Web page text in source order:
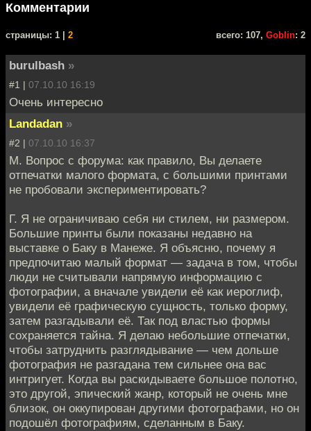
Комментарии
cтраницы: 1 | 2 всего: 107, Goblin: 2
burulbash »
#1 | 07.10.10 16:19
Очень интересно
Landadan »
#2 | 07.10.10 16:37
М. Вопрос с форума: как правило, Вы делаете
отпечатки малого формата, с большими принтами
не пробовали экспериментировать?
Г. Я не ограничиваю себя ни стилем, ни размером.
Большие принты были показаны недавно на
выставке о Баку в Манеже. Я объясню, почему я
предпочитаю малый формат — задача в том, чтобы
люди не считывали напрямую информацию с
фотографии, а вначале увидели её как иероглиф,
увидели её графическую сущность, только форму,
затем разгадывали её. Так под властью формы
сохраняется тайна. Я делаю небольшие отпечатки,
чтобы затруднить разглядывание — чем дольше
фотография не разгадана тем сильнее она вас
интригует. Когда вы раскидываете большое полотно,
это другой, эпический жанр, который не очень мне
близок, он оккупирован другими фотографами, но он
подошёл фотографиям, сделанным в Баку.